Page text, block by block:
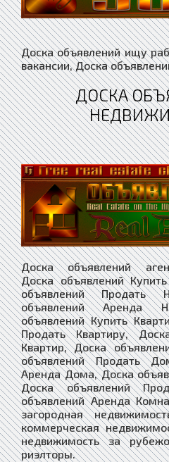
Доска объявлений ищу
вакансии, Доска
ДОСКА
Доска объявлений
Доска объявлений
объявлений Продать
объявлений Аренда
объявлений Купить
Продать Квартиру,
Квартир, Доска
объявлений Продать
Аренда Дома, Доска
Доска объявлений
объявлений Аренда
загородная
коммерческая
недвижимость за
риэлторы.